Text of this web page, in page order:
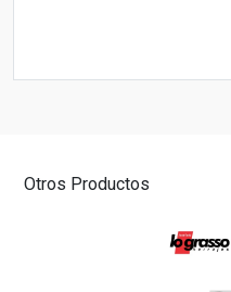
Otros Productos